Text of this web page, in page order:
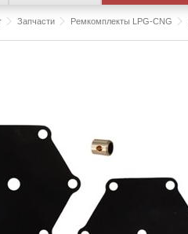
Запчасти Ремкомплекты LPG-CNG